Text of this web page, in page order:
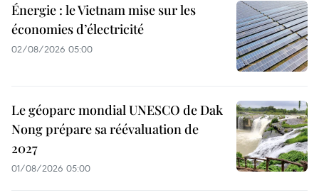
Énergie : le Vietnam mise sur les
économies d’électricité
02/08/2026 05:00
Le géoparc mondial UNESCO de Dak
Nong prépare sa réévaluation de
2027
01/08/2026 05:00